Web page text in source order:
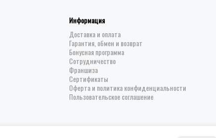
Информация
Доставка и оплата
Гарантия, обмен и возврат
Бонусная программа
Сотрудничество
Франшиза
Сертификаты
Оферта и политика конфиденциальности
Пользовательское соглашение